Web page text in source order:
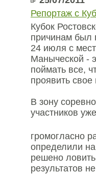
Репортаж с
Кубок
причинам был
24 июля с
Маныческой -
поймать все,
проявить свое
В зону
участников
громогласно
определили
решено
результатов